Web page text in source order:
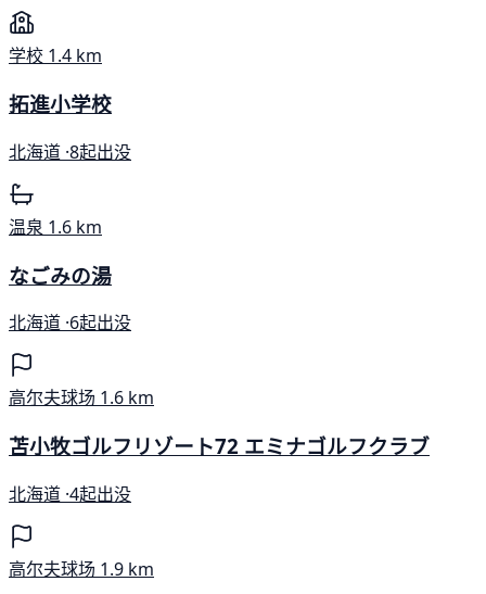
学校 1.4 km
拓進小学校
北海道 ·8起出没
温泉 1.6 km
なごみの湯
北海道 ·6起出没
高尔夫球场 1.6 km
苫小牧ゴルフリゾート72 エミナゴルフクラブ
北海道 ·4起出没
高尔夫球场 1.9 km